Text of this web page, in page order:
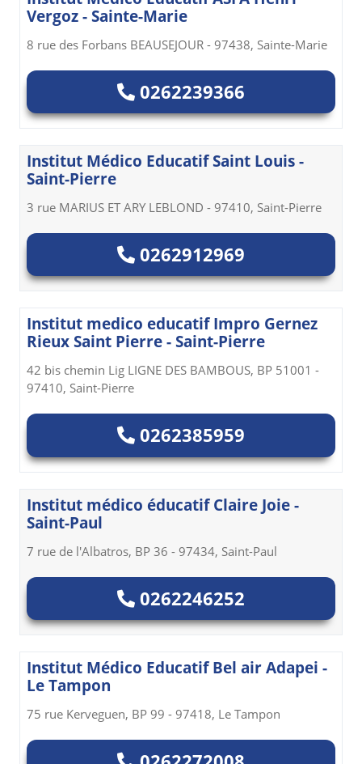
Vergoz - Sainte-Marie
8 rue des Forbans BEAUSEJOUR - 97438, Sainte-Marie
0262239366
Institut Médico Educatif Saint Louis -
Saint-Pierre
3 rue MARIUS ET ARY LEBLOND - 97410, Saint-Pierre
0262912969
Institut medico educatif Impro Gernez
Rieux Saint Pierre - Saint-Pierre
42 bis chemin Lig LIGNE DES BAMBOUS, BP 51001 -
97410, Saint-Pierre
0262385959
Institut médico éducatif Claire Joie -
Saint-Paul
7 rue de l'Albatros, BP 36 - 97434, Saint-Paul
0262246252
Institut Médico Educatif Bel air Adapei -
Le Tampon
75 rue Kerveguen, BP 99 - 97418, Le Tampon